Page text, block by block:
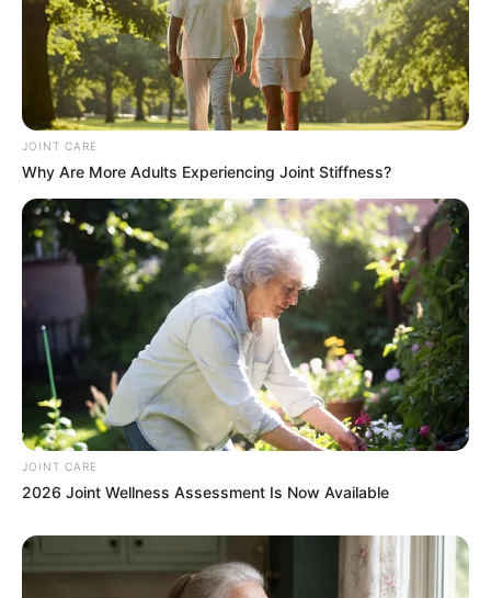
These Photos Make Us Nostalgic For The 70's
BRAINBERRIES
เรื่องอื่นๆ ที่น่าสนใจ
JOINT CARE
Why Are More Adults Experiencing Joint Stiffness?
JOINT CARE
2026 Joint Wellness Assessment Is Now Available